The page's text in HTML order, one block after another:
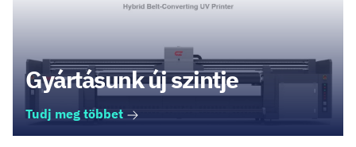
Gyártásunk új szintje
Tudj meg többet